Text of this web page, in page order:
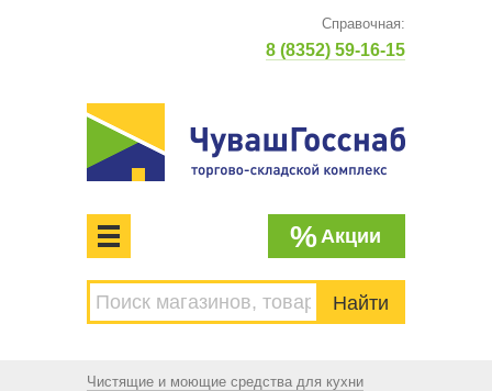
Справочная:
8 (8352) 59-16-15
МЕНЮ
%Акции
Чистящие и моющие средства для кухни